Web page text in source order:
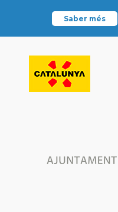
Saber més